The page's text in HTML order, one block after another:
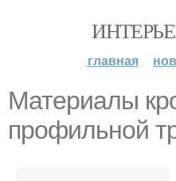
главная
Материалы
профильной